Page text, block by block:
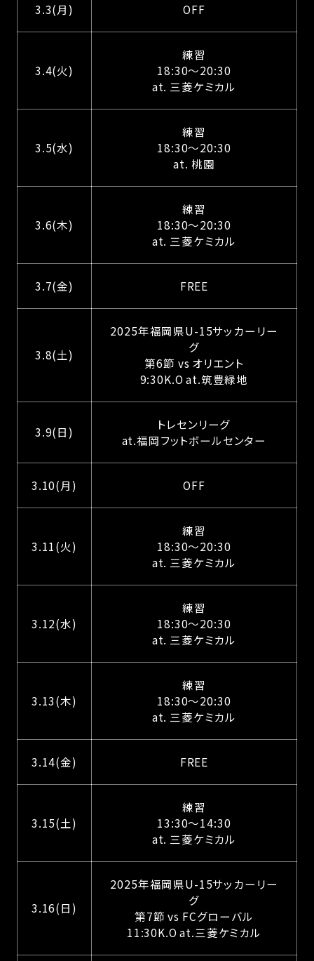
3.3(月) OFF
3.4(火)
練習
18:30～20:30
at. 三菱ケミカル
3.5(水)
練習
18:30～20:30
at. 桃園
3.6(木)
練習
18:30～20:30
at. 三菱ケミカル
3.7(金) FREE
3.8(土)
2025年福岡県U-15サッカーリー
グ
第6節 vs オリエント
9:30K.O at.筑豊緑地
3.9(日)
トレセンリーグ
at.福岡フットボールセンター
3.10(月) OFF
3.11(火)
練習
18:30～20:30
at. 三菱ケミカル
3.12(水)
練習
18:30～20:30
at. 三菱ケミカル
3.13(木)
練習
18:30～20:30
at. 三菱ケミカル
3.14(金) FREE
3.15(土)
練習
13:30～14:30
at. 三菱ケミカル
3.16(日)
2025年福岡県U-15サッカーリー
グ
第7節 vs FCグローバル
11:30K.O at.三菱ケミカル